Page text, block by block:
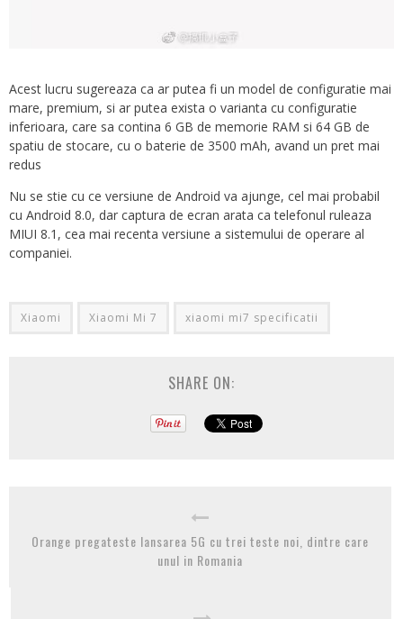
Acest lucru sugereaza ca ar putea fi un model de configuratie mai
mare, premium, si ar putea exista o varianta cu configuratie
inferioara, care sa contina 6 GB de memorie RAM si 64 GB de
spatiu de stocare, cu o baterie de 3500 mAh, avand un pret mai
redus
Nu se stie cu ce versiune de Android va ajunge, cel mai probabil
cu Android 8.0, dar captura de ecran arata ca telefonul ruleaza
MIUI 8.1, cea mai recenta versiune a sistemului de operare al
companiei.
Xiaomi Xiaomi Mi 7 xiaomi mi7 specificatii
SHARE ON:
Orange pregateste lansarea 5G cu trei teste noi, dintre care
unul in Romania